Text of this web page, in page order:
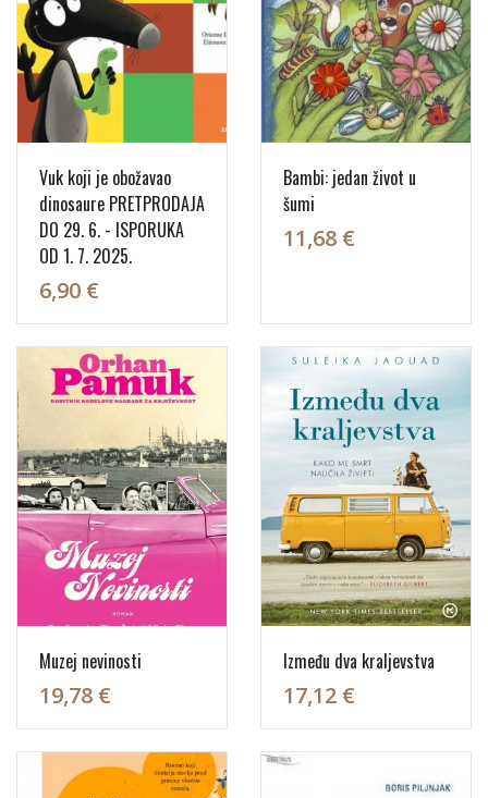
Vuk koji je obožavao
dinosaure PRETPRODAJA
DO 29. 6. - ISPORUKA
OD 1. 7. 2025.
6,90 €
Bambi: jedan život u
šumi
11,68 €
Muzej nevinosti
19,78 €
Između dva kraljevstva
17,12 €